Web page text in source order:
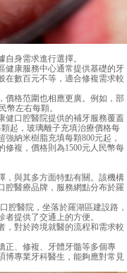
身需求進行選擇。
康服務中心通常提供基礎的牙
在數百元不等，適合修複需求較
格范圍也相應更廣。例如，部
幣左右每顆。
健口腔醫院提供的補牙服務覆蓋
起，玻璃離子充填治療價格每
納米樹脂充填每顆800元起，
修複，價格則為1500元人民幣每
與其多方面特點有關。該機構
腔醫療品牌，服務網點分布於羅
醫院，坐落於羅湖區建設路，
提供了交通上的方便。
對於跨境就醫的流程和需求較
、修複、牙體牙髓等多個專
博專業牙科醫生，能夠應對常見